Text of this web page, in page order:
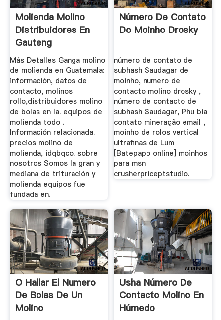
Molienda Molino
Distribuidores En
Gauteng
Información De ...
Más Detalles Ganga molino
de molienda en Guatemala:
información, datos de
contacto, molinos
rollo,distribuidores molino
de bolas en la. equipos de
molienda todo .
Información relacionada.
precios molino de
molienda, idqbqco. sobre
nosotros Somos la gran y
mediana de trituración y
molienda equipos fue
fundada en.
Número De Contato
Do Moinho Drosky
número de contato de
subhash Saudagar de
moinho, numero de
contacto molino drosky ,
número de contacto de
subhash Saudagar, Phu bia
contato mineração email ,
moinho de rolos vertical
ultrafinas de Lum
[Batepapo online] moinhos
para msn
crusherpriceptstudio.
O Hallar El Numero
De Bolas De Un
Molino
Usha Número De
Contacto Molino En
Húmedo